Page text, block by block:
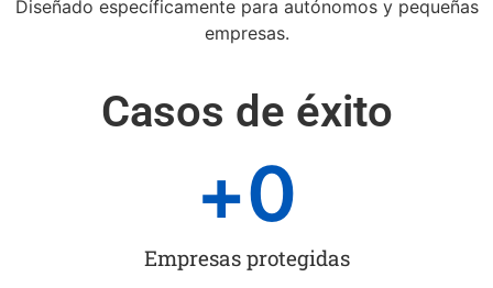
Diseñado específicamente para autónomos y pequeñas
empresas.
Casos de éxito
Empresas protegidas
+0